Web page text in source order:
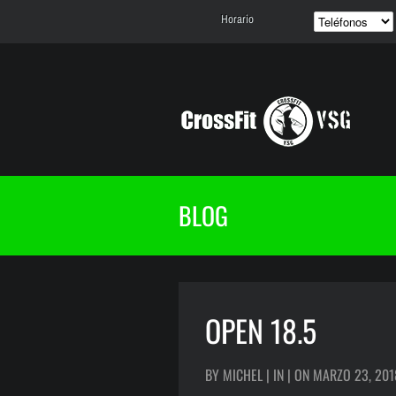
Horario
BLOG
OPEN 18.5
BY MICHEL | IN | ON MARZO 23,